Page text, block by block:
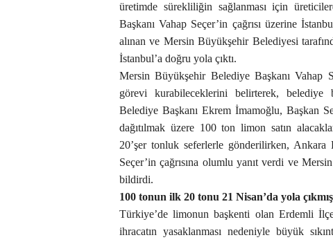
üretimde sürekliliğin sağlanması için
Başkanı Vahap Seçer’in çağrısı üzerine
alınan ve Mersin Büyükşehir Belediyesi
İstanbul’a doğru yola çıktı.
Mersin Büyükşehir Belediye Başkanı Vahap
görevi kurabileceklerini belirterek, belediye
Belediye Başkanı Ekrem İmamoğlu, Başkan
dağıtılmak üzere 100 ton limon satın
20’şer tonluk seferlerle gönderilirken,
Seçer’in çağrısına olumlu yanıt verdi ve
bildirdi.
100 tonun ilk 20 tonu 21 Nisan’da yola
Türkiye’de limonun başkenti olan Erdemli
ihracatın yasaklanması nedeniyle büyük